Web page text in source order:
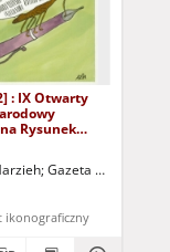
Kożuchowski Ośrodek
: IX Otwarty
Rysunek
Gazeta Lubuska
ikonograficzny